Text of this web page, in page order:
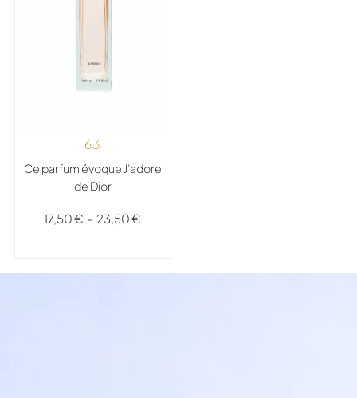
63
Ce parfum évoque J’adore
de Dior
17,50€ – 23,50€